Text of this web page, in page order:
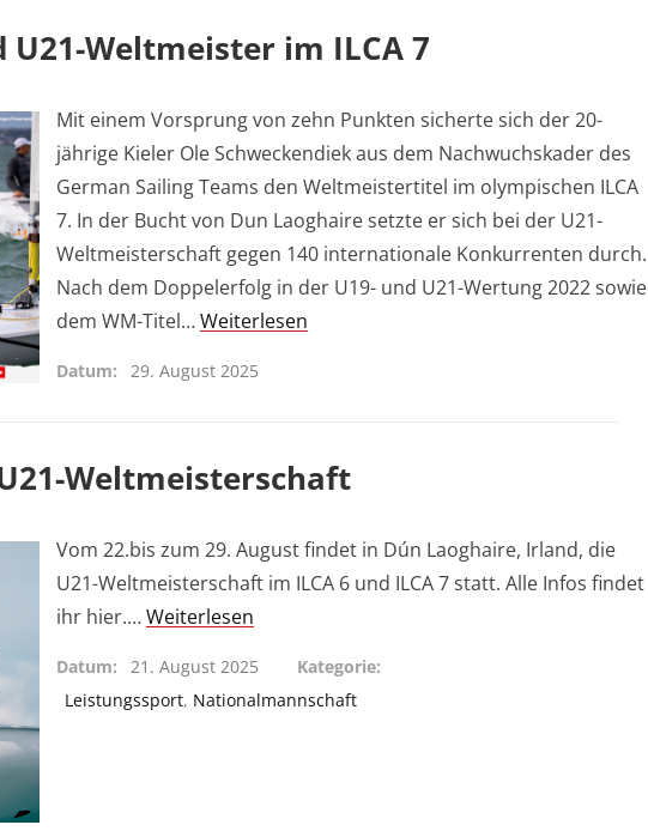
Weltmeister im ILCA 7
Mit einem Vorsprung von zehn Punkten sicherte sich der 20-
jährige Kieler Ole Schweckendiek aus dem Nachwuchskader des
German Sailing Teams den Weltmeistertitel im olympischen ILCA
7. In der Bucht von Dun Laoghaire setzte er sich bei der U21-
Weltmeisterschaft gegen 140 internationale Konkurrenten durch.
Nach dem Doppelerfolg in der U19- und U21-Wertung 2022 sowie
dem WM-Titel…Weiterlesen
Datum 29. August 2025
Weltmeisterschaft
Vom 22.bis zum 29. August findet in Dún Laoghaire, Irland, die
U21-Weltmeisterschaft im ILCA 6 und ILCA 7 statt. Alle Infos findet
ihr hier.…Weiterlesen
Datum 21. August 2025
Kategorie
Leistungssport, Nationalmannschaft